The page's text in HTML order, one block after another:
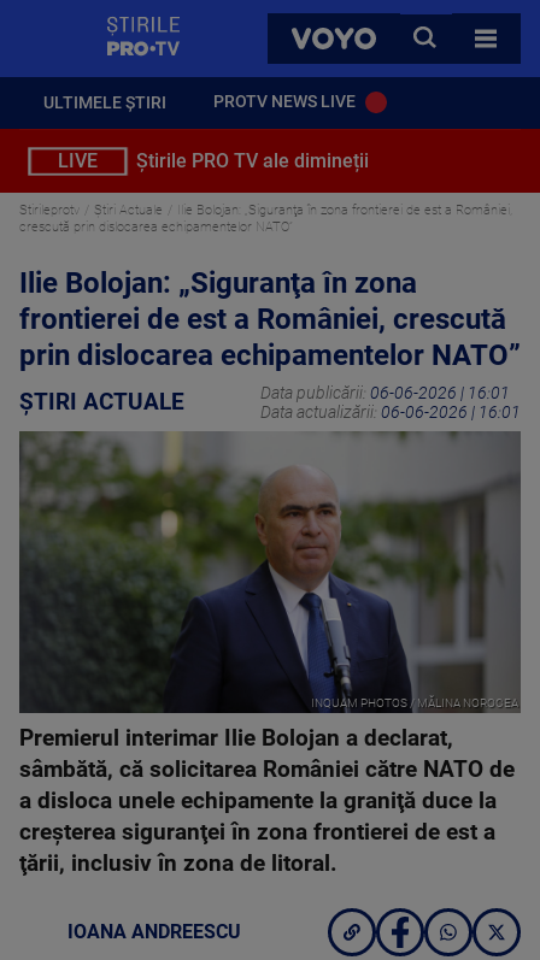
VOYO
CAUTA
TOATE
ULTIMELE ȘTIRI PROTV NEWS LIVE
LIVE Știrile PRO TV ale dimineții
Stirileprotv Știri Actuale
Ilie Bolojan: „Siguranţa în zona frontierei de est a României,
crescută prin dislocarea echipamentelor NATO”
Ilie Bolojan: „Siguranţa în zona
frontierei de est a României, crescută
prin dislocarea echipamentelor NATO”
ȘTIRI ACTUALE Data publicării: 06-06-2026 | 16:01
Data actualizării: 06-06-2026 | 16:01
INQUAM PHOTOS / MĂLINA NOROCEA
Premierul interimar Ilie Bolojan a declarat,
sâmbătă, că solicitarea României către NATO de
a disloca unele echipamente la graniţă duce la
creşterea siguranţei în zona frontierei de est a
ţării, inclusiv în zona de litoral.
IOANA ANDREESCU